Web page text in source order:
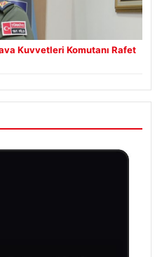
Kuvvetleri Komutanı Rafet